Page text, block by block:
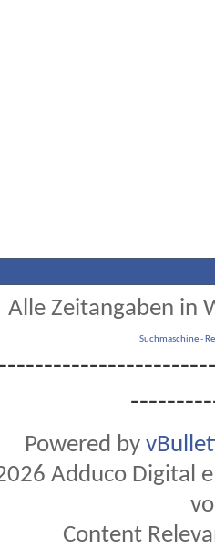
Alle Zeitangaben in
Suchmaschine-
Powered by
Adduco Digital
Content